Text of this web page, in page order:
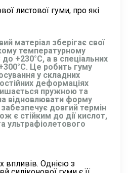
листової гуми, про які
матеріал зберігає свої
температурному
до +230°C, а в спеціальних
Це робить гуму
у складних
деформаціях
пружною та
відновлювати форму
довгий термін
є стійким до дії кислот,
ультрафіолетового
впливів. Однією з